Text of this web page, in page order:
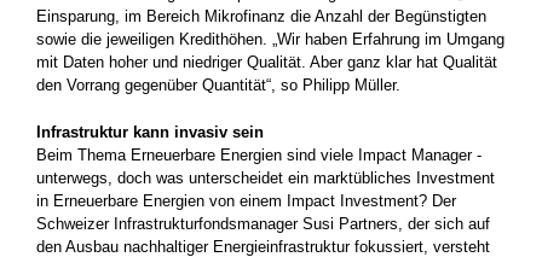
Einsparung, im Bereich Mikrofinanz die Anzahl der Begünstigten
sowie die jeweiligen ­Kredithöhen. „Wir haben Erfahrung im Umgang
mit Daten hoher und niedriger Qualität. Aber ganz klar hat Qualität
den Vorrang ­gegenüber Quantität“, so Philipp Müller.
Infrastruktur kann invasiv sein
Beim Thema Erneuerbare Energien sind viele Impact Manager ­
unterwegs, doch was unterscheidet ein marktübliches Investment
in Erneuerbare Energien von einem Impact Investment? Der
Schweizer Infrastrukturfondsmanager Susi Partners, der sich auf
den Ausbau nachhaltiger Energieinfrastruktur fokussiert, versteht